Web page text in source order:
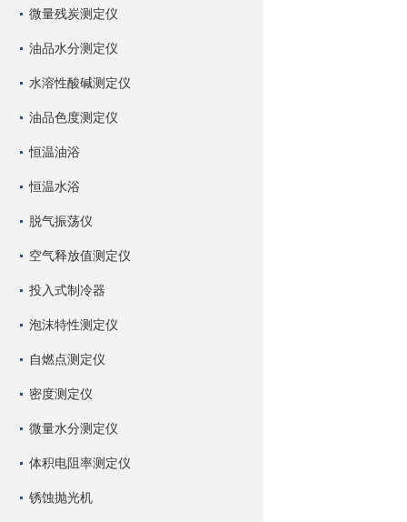
微量残炭测定仪
油品水分测定仪
水溶性酸碱测定仪
油品色度测定仪
恒温油浴
恒温水浴
脱气振荡仪
空气释放值测定仪
投入式制冷器
泡沫特性测定仪
自燃点测定仪
密度测定仪
微量水分测定仪
体积电阻率测定仪
锈蚀抛光机